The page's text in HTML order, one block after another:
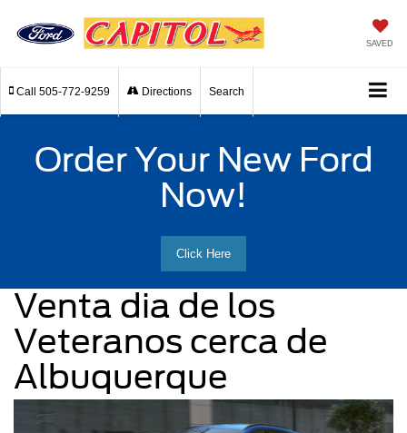
SAVED
Call 505-772-9259 Directions Search
Order Your New Ford
Now!
Click Here
Venta dia de los
Veteranos cerca de
Albuquerque